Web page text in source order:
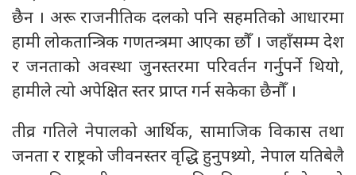
छैन । अरू राजनीतिक दलको पनि सहमतिको आधारमा
हामी लोकतान्त्रिक गणतन्त्रमा आएका छौँ । जहाँसम्म देश
र जनताको अवस्था जुनस्तरमा परिवर्तन गर्नुपर्ने थियो,
हामीले त्यो अपेक्षित स्तर प्राप्त गर्न सकेका छैनौँ ।
तीव्र गतिले नेपालको आर्थिक, सामाजिक विकास तथा
जनता र राष्ट्रको जीवनस्तर वृद्धि हुनुपथ्र्यो, नेपाल यतिबेलै